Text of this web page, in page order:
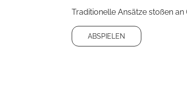
Traditionelle Ansätze stoßen an
ABSPIELEN